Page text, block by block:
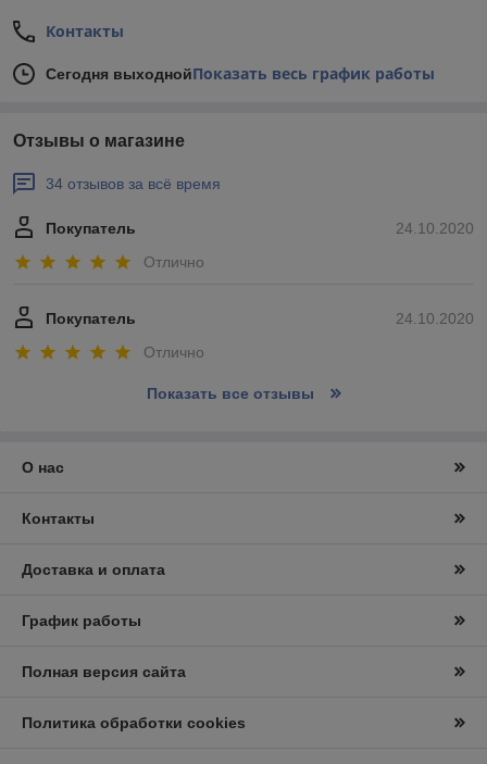
Контакты
Сегодня выходнойПоказать весь график работы
Отзывы о магазине
34 отзывов за всё время
24.10.2020
Покупатель
Отлично
24.10.2020
Покупатель
Отлично
Показать все отзывы
О нас
Контакты
Доставка и оплата
График работы
Полная версия сайта
Политика обработки cookies